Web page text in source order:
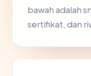
bawah adalah
sertifikat, dan